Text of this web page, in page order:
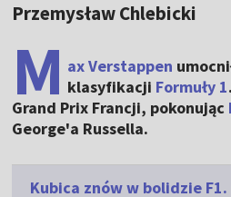
Przemysław Chlebicki
M ax Verstappen
klasyfikacji Formuły 1
Grand Prix Francji, pokonując
George'a Russella.
Kubica znów w bolidzie